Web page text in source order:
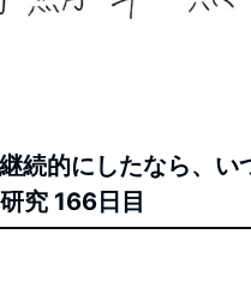
続的にしたなら、い
究 166日目